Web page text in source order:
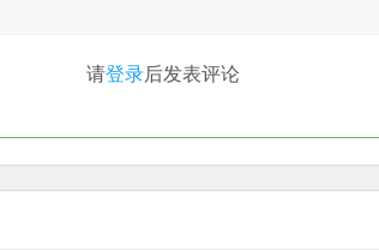
请登录后发表评论